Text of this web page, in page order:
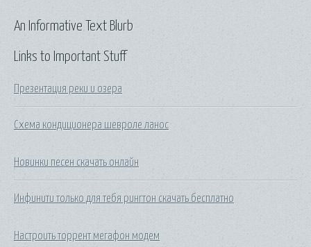
Links to Important Stuff
Презентация реки и озера
Схема кондиционера шевроле ланос
Новинки песен скачать онлайн
Инфинити только для тебя рингтон скачать бесплатно
Настроить торрент мегафон модем
An Informative Text Blurb